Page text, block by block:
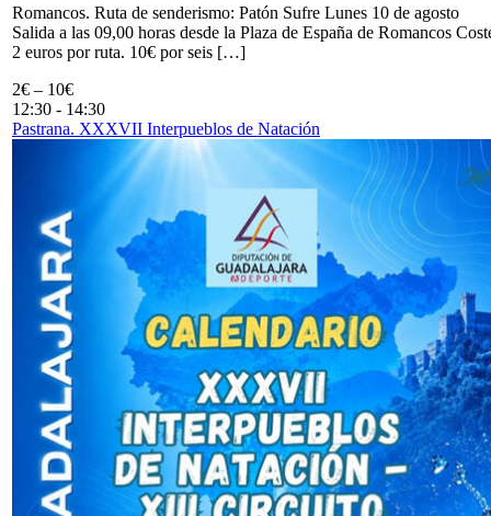
Romancos. Ruta de senderismo: Patón Sufre Lunes 10 de agosto
Salida a las 09,00 horas desde la Plaza de España de Romancos
2 euros por ruta. 10€ por seis […]
2€ – 10€
12:30 - 14:30
Pastrana. XXXVII Interpueblos de Natación